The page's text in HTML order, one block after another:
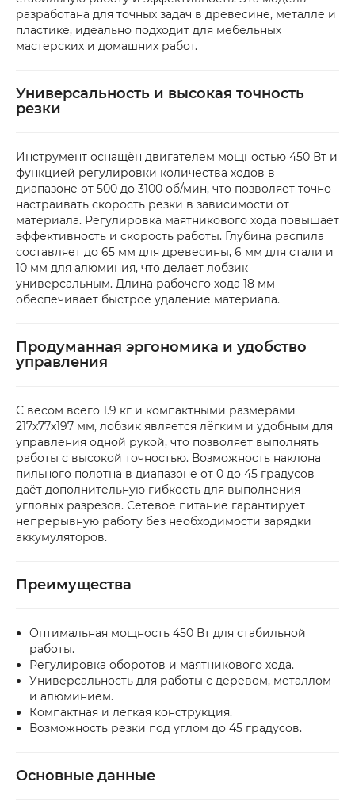
разработана для точных задач в древесине, металле и
пластике, идеально подходит для мебельных
мастерских и домашних работ.
Универсальность и высокая точность
резки
Инструмент оснащён двигателем мощностью 450 Вт и
функцией регулировки количества ходов в
диапазоне от 500 до 3100 об/мин, что позволяет точно
настраивать скорость резки в зависимости от
материала. Регулировка маятникового хода повышает
эффективность и скорость работы. Глубина распила
составляет до 65 мм для древесины, 6 мм для стали и
10 мм для алюминия, что делает лобзик
универсальным. Длина рабочего хода 18 мм
обеспечивает быстрое удаление материала.
Продуманная эргономика и удобство
управления
С весом всего 1.9 кг и компактными размерами
217x77x197 мм, лобзик является лёгким и удобным для
управления одной рукой, что позволяет выполнять
работы с высокой точностью. Возможность наклона
пильного полотна в диапазоне от 0 до 45 градусов
даёт дополнительную гибкость для выполнения
угловых разрезов. Сетевое питание гарантирует
непрерывную работу без необходимости зарядки
аккумуляторов.
Преимущества
Оптимальная мощность 450 Вт для стабильной
работы.
Регулировка оборотов и маятникового хода.
Универсальность для работы с деревом, металлом
и алюминием.
Компактная и лёгкая конструкция.
Возможность резки под углом до 45 градусов.
Основные данные